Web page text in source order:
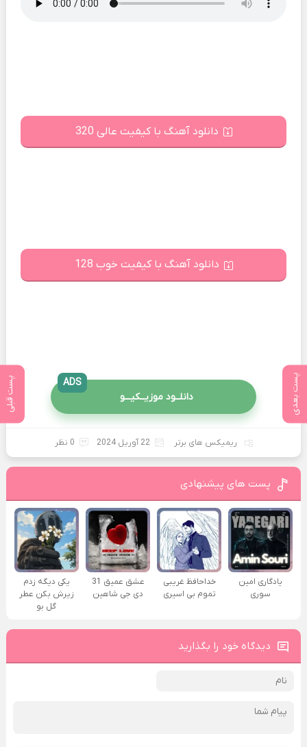
پست بعدی پست قبلی
دانلود آهنگ با کیفیت عالی 320
دانلود آهنگ با کیفیت خوب 128
دانلــود موزیــکیـــو
ADS
ریمیکس های برتر 22 آوریل 2024 0 نظر
پست های پیشنهادی
یادگاری امین
سوری
خداحافظ غریبی
تموم بی اسیری
عشق عمیق 31
دی جی شاهین
یکی دیگه زدم
زیرش بکن عطر
گل بو
دیدگاه خود را بگذارید